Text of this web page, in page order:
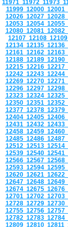
11971 11972 11973
11999 12000 12001
12026 12027 12028
12053 12054 12055
12080 12081 12082
12107 12108 12109
12134 12135 12136
12161 12162 12163
12188 12189 12190
12215 12216 12217
12242 12243 12244
12269 12270 12271
12296 12297 12298
12323 12324 12325
12350 12351 12352
12377 12378 12379
12404 12405 12406
12431 12432 12433
12458 12459 12460
12485 12486 12487
12512 12513 12514
12539 12540 12541
12566 12567 12568
12593 12594 12595
12620 12621 12622
12647 12648 12649
12674 12675 12676
12701 12702 12703
12728 12729 12730
12755 12756 12757
12782 12783 12784
12809 12810 12811